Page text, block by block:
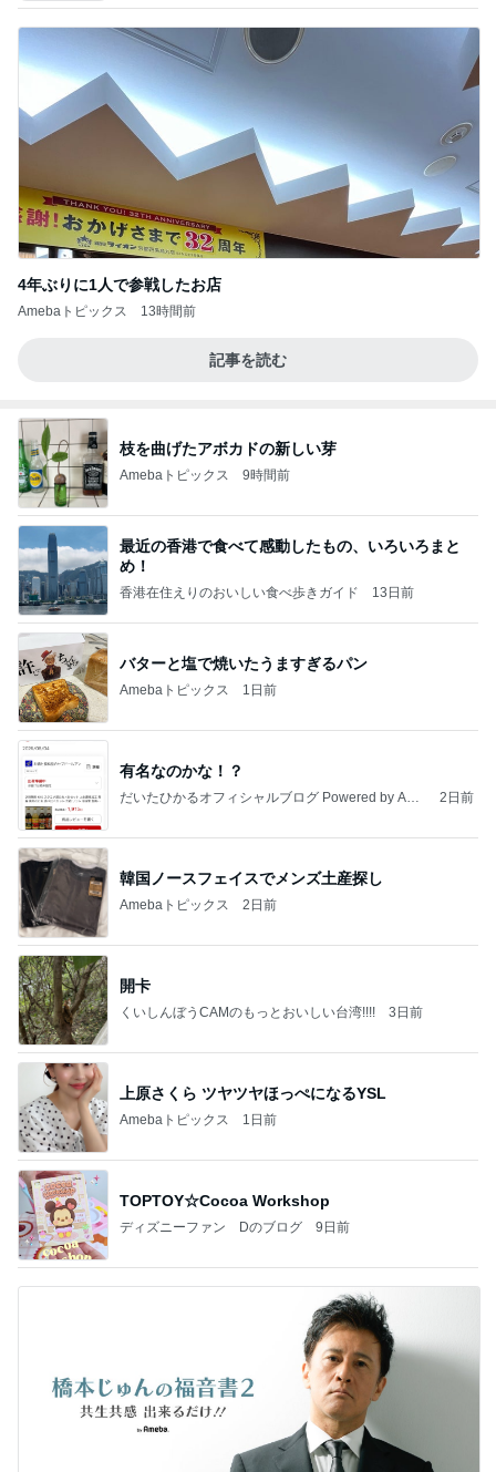
4年ぶりに1人で参戦したお店
Amebaトピックス 13時間前
記事を読む
枝を曲げたアボカドの新しい芽
Amebaトピックス 9時間前
最近の香港で食べて感動したもの、いろいろまと
め！
香港在住えりのおいしい食べ歩きガイド 13日前
バターと塩で焼いたうますぎるパン
Amebaトピックス 1日前
有名なのかな！？
だいたひかるオフィシャルブログ Powered by Ame
2日前
韓国ノースフェイスでメンズ土産探し
Amebaトピックス 2日前
開卡
くいしんぼうCAMのもっとおいしい台湾!!!! 3日前
上原さくら ツヤツヤほっぺになるYSL
Amebaトピックス 1日前
TOPTOY☆Cocoa Workshop
ディズニーファン Dのブログ 9日前